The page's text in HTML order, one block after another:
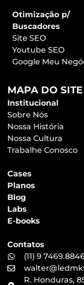
Otimização p/
Buscadores
Site SEO
Youtube SEO
Google Meu
MAPA DO SITE
Institucional
Sobre Nós
Nossa História
Nossa Cultura
Trabalhe Conosco
Cases
Planos
Blog
Labs
E-books
Contatos
(11) 9
R. Honduras,